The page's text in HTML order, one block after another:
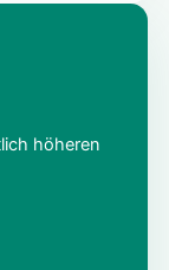
höheren